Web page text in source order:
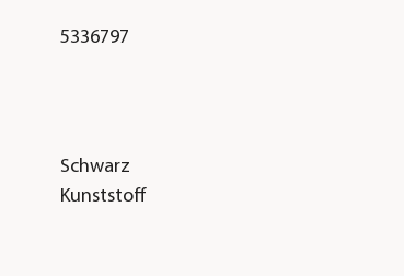
5336797
Schwarz
Kunststoff